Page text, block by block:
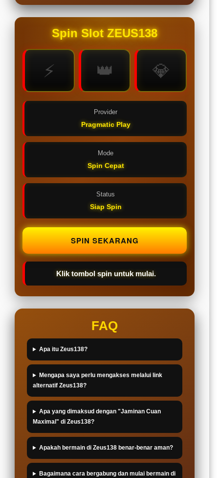
Spin Slot ZEUS138
⚡ 👑 💎
Provider
Pragmatic Play
Mode
Spin Cepat
Status
Siap Spin
SPIN SEKARANG
Klik tombol spin untuk mulai.
FAQ
Apa itu Zeus138?
Mengapa saya perlu mengakses melalui link
alternatif Zeus138?
Apa yang dimaksud dengan "Jaminan Cuan
Maximal" di Zeus138?
Apakah bermain di Zeus138 benar-benar aman?
Bagaimana cara bergabung dan mulai bermain di